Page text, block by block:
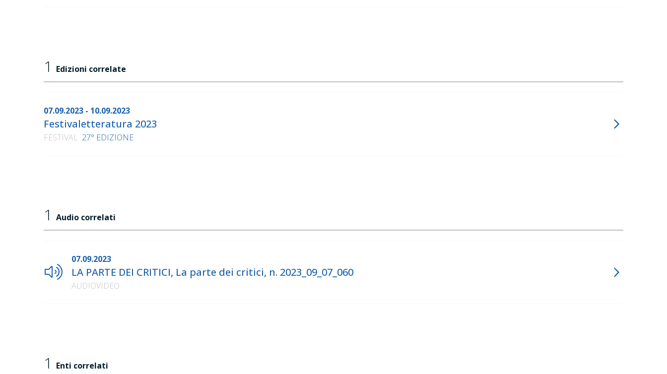
1 Edizioni correlate
07.09.2023 - 10.09.2023
Festivaletteratura 2023
FESTIVAL 27° EDIZIONE
1 Audio correlati
07.09.2023
LA PARTE DEI CRITICI, La parte dei critici, n. 2023_09_07_060
AUDIOVIDEO
1 Enti correlati